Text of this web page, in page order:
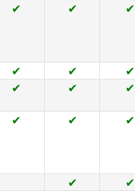
✔ ✔ ✔
✔ ✔
✔
✔ ✔ ✔
✔ ✔ ✔
✔
✔